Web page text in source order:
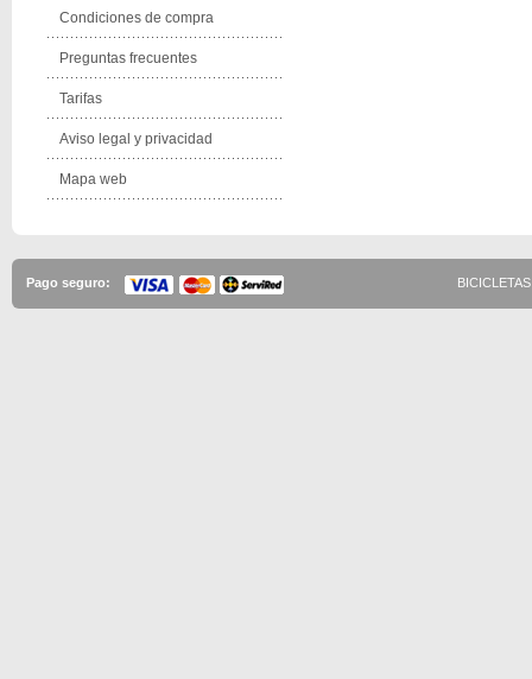
Condiciones de compra
Preguntas frecuentes
Tarifas
Aviso legal y privacidad
Mapa web
Pago seguro: